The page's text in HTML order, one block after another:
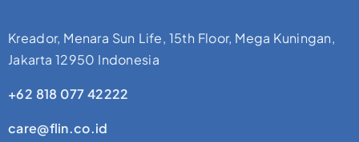
Kreador, Menara Sun Life, 15th Floor, Mega Kuningan,
Jakarta 12950 Indonesia
+62 818 077 42222
care@flin.co.id